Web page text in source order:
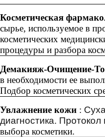
Косметическая
сырье, используемое в
косметических
процедуры и разбора
Демакияж-Очищение-
в необходимости ее
Подбор косметических
Увлажнение кожи :
диагностика. Протокол
выбора косметики.